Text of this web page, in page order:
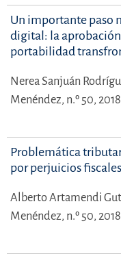
Un importante paso
digital: la
portabilidad
Nerea Sanjuán
Menéndez, n.º 50, 2018
Problemática
por perjuicios
Alberto Artamendi
Menéndez, n.º 50, 2018